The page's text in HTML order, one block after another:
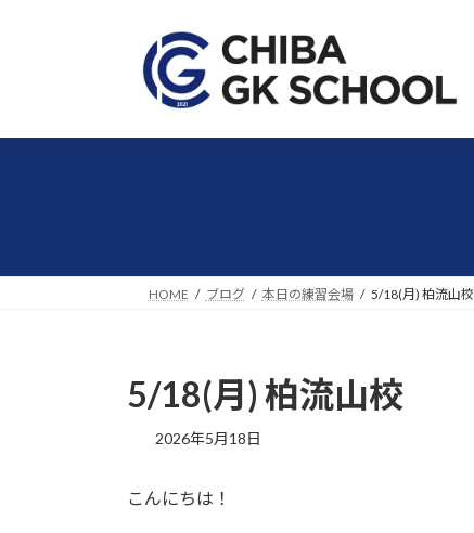
へ
ョ
HOME ブログ 本日の練習会場 5/18(月) 柏流山校
5/18(月) 柏流山校
2026年5月18日
こんにちは！